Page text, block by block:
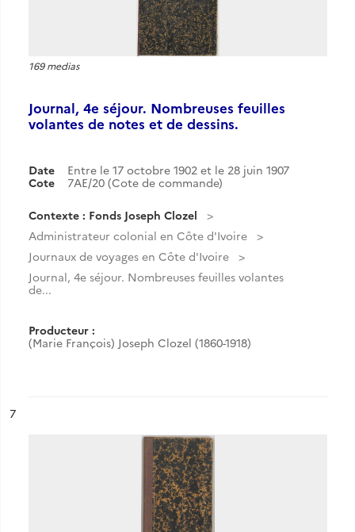
169 medias
Journal, 4e séjour. Nombreuses feuilles
volantes de notes et de dessins.
Date
Entre le 17 octobre 1902 et le 28 juin 1907
Cote
7AE/20 (Cote de commande)
Contexte : Fonds Joseph Clozel
Administrateur colonial en Côte d'Ivoire
Journaux de voyages en Côte d'Ivoire
Journal, 4e séjour. Nombreuses feuilles volantes
de...
Producteur :
(Marie François) Joseph Clozel (1860-1918)
n°
7